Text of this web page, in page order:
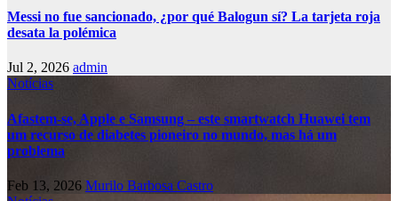
Messi no fue sancionado, ¿por qué Balogun sí? La tarjeta roja
desata la polémica
Jul 2, 2026 admin
Notícias
Afastem-se, Apple e Samsung – este smartwatch Huawei tem
um recurso de diabetes pioneiro no mundo, mas há um
problema
Feb 13, 2026 Murilo Barbosa Castro